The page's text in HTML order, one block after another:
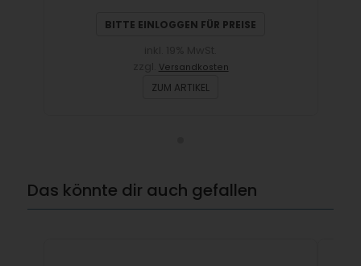
BITTE EINLOGGEN FÜR PREISE
Versandkosten
ZUM ARTIKEL
Das könnte dir auch gefallen